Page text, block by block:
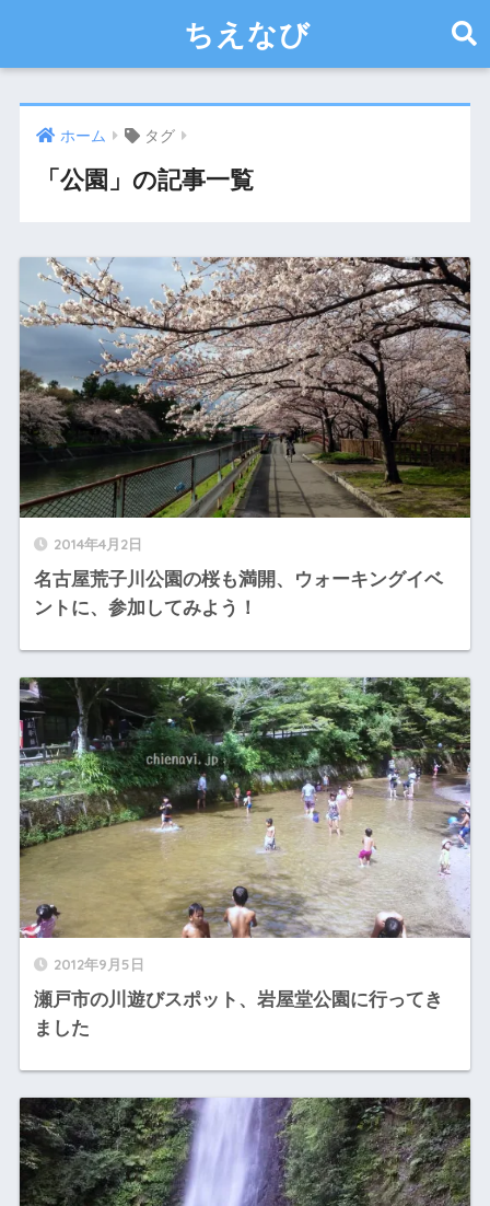
ちえなび
ホーム タグ
「公園」の記事一覧
2014年4月2日
名古屋荒子川公園の桜も満開、ウォーキングイベ
ントに、参加してみよう！
2012年9月5日
瀬戸市の川遊びスポット、岩屋堂公園に行ってき
ました